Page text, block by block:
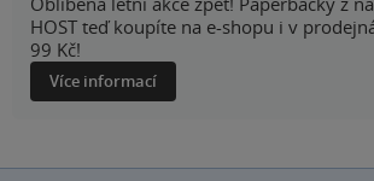
HOST teď koupíte na e-shopu i v
99 Kč!
Více informací